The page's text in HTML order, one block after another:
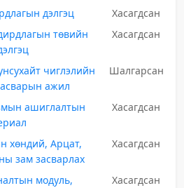
дэлгэц
Хасагдсан
төвийн
Хасагдсан
чиглэлийн
ажил
Шалгарсан
ашиглалтын
Хасагдсан
хөндий, Арцат,
зам засварлах
Хасагдсан
модуль,
Хасагдсан